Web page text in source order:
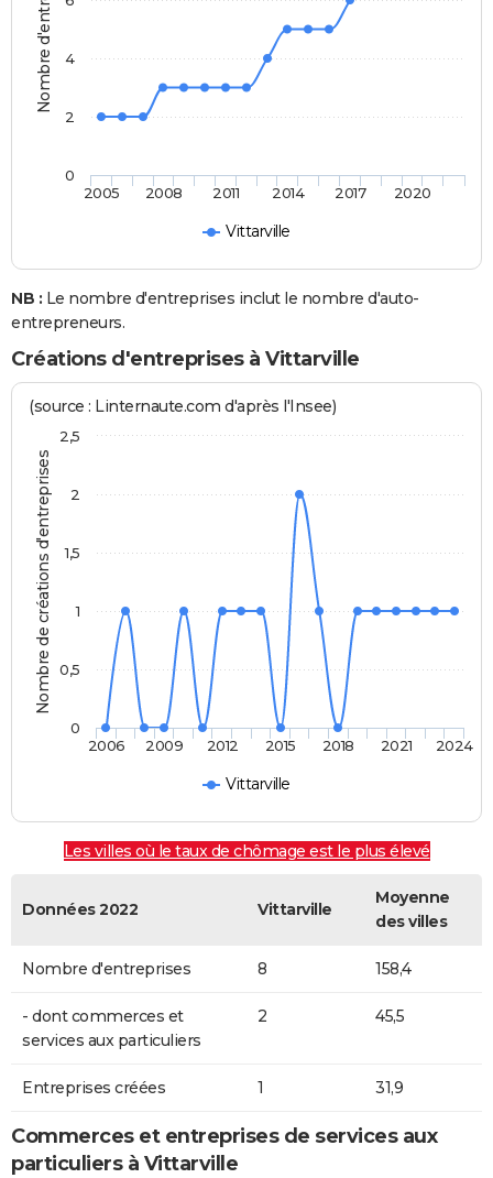
Vittarville
2005 2008 2011 2014 2017 2020
0
2
4
NB : Le nombre d'entreprises inclut le nombre d'auto-
entrepreneurs.
Créations d'entreprises à Vittarville
Nombre de créations d'entreprises
(source : Linternaute.com d'après l'Insee)
Vittarville
2006 2009 2012 2015 2018 2021 2024
0
0,5
1
1,5
2
2,5
Les villes où le taux de chômage est le plus élevé
Données 2022 Vittarville
Moyenne
des villes
Nombre d'entreprises 8 158,4
- dont commerces et
services aux particuliers
2 45,5
Entreprises créées 1 31,9
Commerces et entreprises de services aux
particuliers à Vittarville